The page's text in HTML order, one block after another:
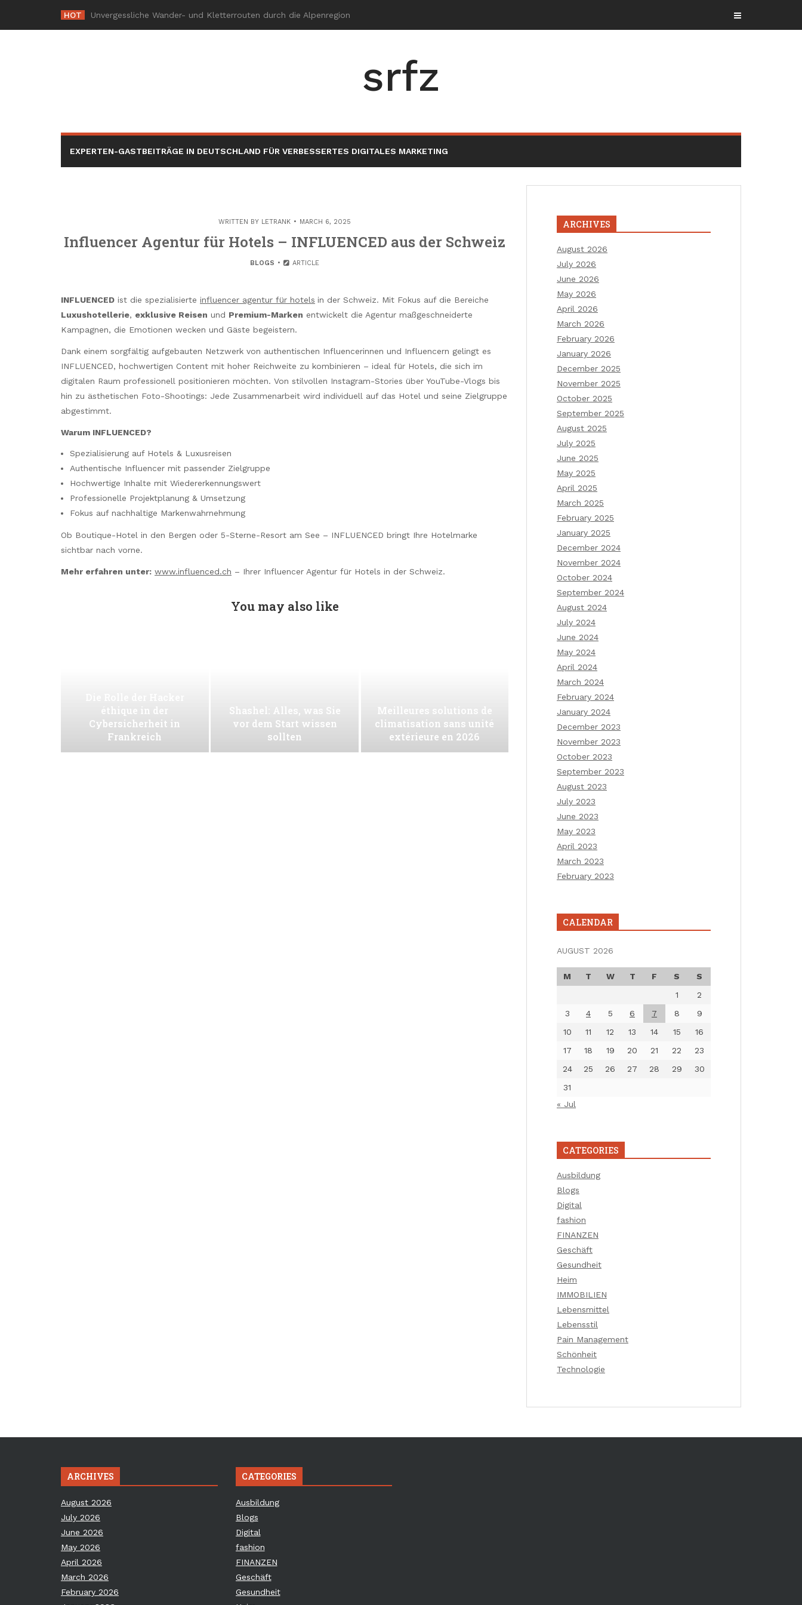
content
HOT -
srfz
EXPERTEN-GASTBEITRÄGE IN DEUTSCHLAND FÜR VERBESSERTES DIGITALES MARKETING
WRITTEN BY LETRANK MARCH 6, 2025
Influencer Agentur für Hotels – INFLUENCED aus der Schweiz
BLOGS ARTICLE
INFLUENCED ist die spezialisierte influencer agentur für hotels in der Schweiz. Mit Fokus auf die Bereiche
Luxushotellerie, exklusive Reisen und Premium-Marken entwickelt die Agentur maßgeschneiderte
Kampagnen, die Emotionen wecken und Gäste begeistern.
Dank einem sorgfältig aufgebauten Netzwerk von authentischen Influencerinnen und Influencern gelingt es
INFLUENCED, hochwertigen Content mit hoher Reichweite zu kombinieren – ideal für Hotels, die sich im
digitalen Raum professionell positionieren möchten. Von stilvollen Instagram-Stories über YouTube-Vlogs bis
hin zu ästhetischen Foto-Shootings: Jede Zusammenarbeit wird individuell auf das Hotel und seine Zielgruppe
abgestimmt.
Warum INFLUENCED?
Spezialisierung auf Hotels & Luxusreisen
Authentische Influencer mit passender Zielgruppe
Hochwertige Inhalte mit Wiedererkennungswert
Professionelle Projektplanung & Umsetzung
Fokus auf nachhaltige Markenwahrnehmung
Ob Boutique-Hotel in den Bergen oder 5-Sterne-Resort am See – INFLUENCED bringt Ihre Hotelmarke
sichtbar nach vorne.
Mehr erfahren unter: www.influenced.ch – Ihrer Influencer Agentur für Hotels in der Schweiz.
You may also like
éthique in der
Cybersicherheit in
Frankreich
Shashel: Alles, was Sie
vor dem Start wissen
sollten
Meilleures solutions de
climatisation sans unité
extérieure en 2026
ARCHIVES
August 2026
July 2026
June 2026
May 2026
April 2026
March 2026
February 2026
January 2026
December 2025
November 2025
October 2025
September 2025
August 2025
July 2025
June 2025
May 2025
April 2025
March 2025
February 2025
January 2025
December 2024
November 2024
October 2024
September 2024
August 2024
July 2024
June 2024
May 2024
April 2024
March 2024
February 2024
January 2024
December 2023
November 2023
October 2023
September 2023
August 2023
July 2023
June 2023
May 2023
April 2023
March 2023
February 2023
CALENDAR
AUGUST 2026
M T W T F S
S
1
2
3
4 5 6 7 8
9
10
11 12 13 14 15
16
17
18 19 20 21 22
23
24
25 26 27 28 29
30
31
« Jul
CATEGORIES
Ausbildung
Blogs
Digital
fashion
FINANZEN
Geschäft
Gesundheit
Heim
IMMOBILIEN
Lebensmittel
Lebensstil
Pain Management
Schönheit
Technologie
ARCHIVES
August 2026
July 2026
June 2026
May 2026
April 2026
March 2026
February 2026
CATEGORIES
Ausbildung
Blogs
Digital
fashion
FINANZEN
Geschäft
Gesundheit